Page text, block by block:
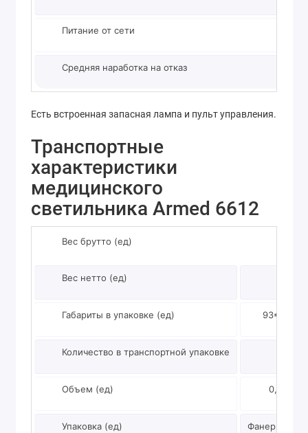
Питание от сети
Средняя наработка на отказ
Есть встроенная запасная лампа и пульт управления.
Транспортные
характеристики
медицинского
светильника Armed 6612
Вес брутто (ед)
Вес нетто (ед)
Габариты в упаковке (ед) 93*93*35
Количество в транспортной упаковке
Объем (ед)
Упаковка (ед) Фанерная